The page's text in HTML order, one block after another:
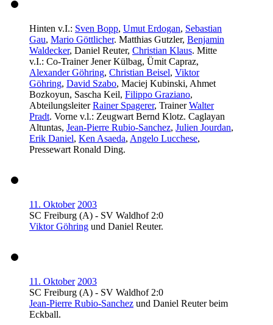
Hinten v.I.: Sven Bopp, Umut Erdogan, Sebastian
Gau, Mario Göttlicher. Matthias Gutzler, Benjamin
Waldecker, Daniel Reuter, Christian Klaus. Mitte
v.I.: Co-Trainer Jener Külbag, Ümit Capraz,
Alexander Göhring, Christian Beisel, Viktor
Göhring, David Szabo, Maciej Kubinski, Ahmet
Bozkoyun, Sascha Keil, Filippo Graziano,
AbteilungsleiterRainer Spagerer, TrainerWalter
Pradt. Vorne v.l.: Zeugwart Bernd Klotz. Caglayan
Altuntas, Jean-Pierre Rubio-Sanchez, Julien Jourdan,
Erik Daniel, Ken Asaeda, Angelo Lucchese,
Pressewart Ronald Ding.
11. Oktober 2003
SC Freiburg (A) - SV Waldhof 2:0
Viktor Göhring und Daniel Reuter.
11. Oktober 2003
SC Freiburg (A) - SV Waldhof 2:0
Jean-Pierre Rubio-Sanchez und Daniel Reuterbeim
Eckball.